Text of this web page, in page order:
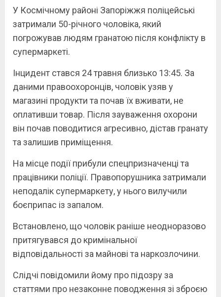
У Космічному районі Запоріжжя поліцейські
затримали 50-річного чоловіка, який
погрожував людям гранатою після конфлікту в
супермаркеті.
Інцидент стався 24 травня близько 13:45. За
даними правоохоронців, чоловік узяв у
магазині продукти та почав їх вживати, не
оплативши товар. Після зауваження охорони
він почав поводитися агресивно, дістав гранату
та залишив приміщення.
На місце події прибули спецпризначенці та
працівники поліції. Правопорушника затримали
неподалік супермаркету, у нього вилучили
боєприпас із запалом.
Встановлено, що чоловік раніше неодноразово
притягувався до кримінальної
відповідальності за майнові та наркозлочини.
Слідчі повідомили йому про підозру за
статтями про незаконне поводження зі зброєю